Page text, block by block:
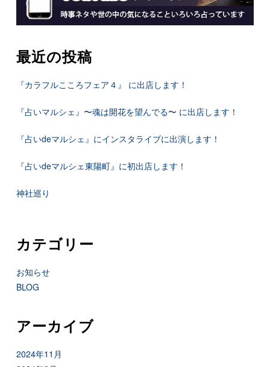
最近の投稿
『カラフルこころフェア４』 に出店します！
『占いマルシェ』〜魂は開花を望んでる〜 に出店します！
『占いdeマルシェ』にインスタライブに出演します！
『占いdeマルシェ東陽町』に初出店します！
神社巡り
カテゴリー
お知らせ
BLOG
アーカイブ
2024年11月